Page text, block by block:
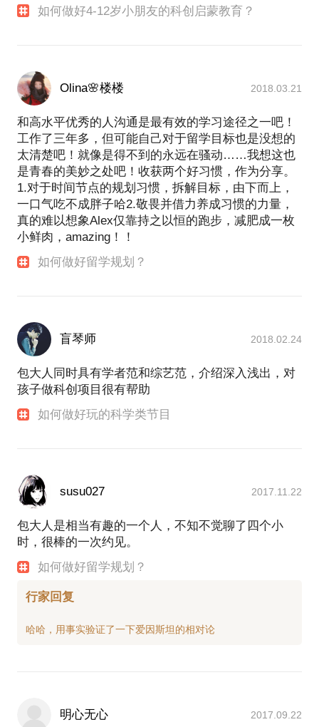
如何做好4-12岁小朋友的科创启蒙教育？
Olina🌸楼楼 2018.03.21
和高水平优秀的人沟通是最有效的学习途径之一吧！
工作了三年多，但可能自己对于留学目标也是没想的
太清楚吧！就像是得不到的永远在骚动……我想这也
是青春的美妙之处吧！收获两个好习惯，作为分享。
1.对于时间节点的规划习惯，拆解目标，由下而上，
一口气吃不成胖子哈2.敬畏并借力养成习惯的力量，
真的难以想象Alex仅靠持之以恒的跑步，减肥成一枚
小鲜肉，amazing！！
如何做好留学规划？
盲琴师 2018.02.24
包大人同时具有学者范和综艺范，介绍深入浅出，对
孩子做科创项目很有帮助
如何做好玩的科学类节目
susu027 2017.11.22
包大人是相当有趣的一个人，不知不觉聊了四个小
时，很棒的一次约见。
如何做好留学规划？
行家回复
明心无心 2017.09.22